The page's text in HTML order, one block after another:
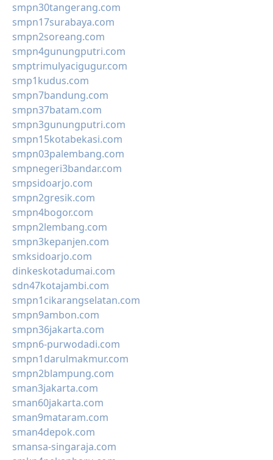
smpn30tangerang.com
smpn17surabaya.com
smpn2soreang.com
smpn4gunungputri.com
smptrimulyacigugur.com
smp1kudus.com
smpn7bandung.com
smpn37batam.com
smpn3gunungputri.com
smpn15kotabekasi.com
smpn03palembang.com
smpnegeri3bandar.com
smpsidoarjo.com
smpn2gresik.com
smpn4bogor.com
smpn2lembang.com
smpn3kepanjen.com
smksidoarjo.com
dinkeskotadumai.com
sdn47kotajambi.com
smpn1cikarangselatan.com
smpn9ambon.com
smpn36jakarta.com
smpn6-purwodadi.com
smpn1darulmakmur.com
smpn2blampung.com
sman3jakarta.com
sman60jakarta.com
sman9mataram.com
sman4depok.com
smansa-singaraja.com